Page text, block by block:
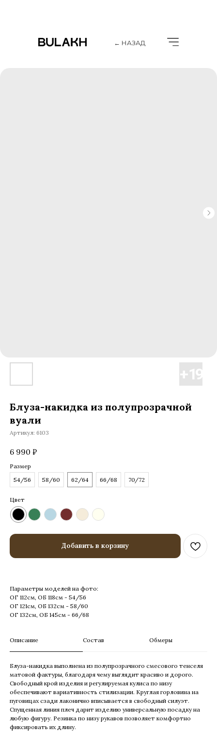
← НАЗАД
Блуза-накидка из полупрозрачной
вуали
Артикул: 6103
6 990 ₽
Размер
54/56
58/60 62/64 66/68 70/72
Цвет
Добавить в корзину
Параметры моделей на фото:
ОГ 112см, ОБ 118см - 54/56
ОГ 121см, ОБ 132см - 58/60
ОГ 132см, ОБ 145см - 66/68
Описание Состав Обмеры
Блуза-накидка выполнена из полупрозрачного смесового тенселя
матовой фактуры, благодаря чему выглядит красиво и дорого.
Свободный крой изделия и регулируемая кулиса по низу
обеспечивают вариативность стилизации. Круглая горловина на
пуговицах сзади лаконично вписывается в свободный силуэт.
Спущенная линия плеч дарит изделию универсальную посадку на
любую фигуру. Резинка по низу рукавов позволяет комфортно
фиксировать их длину.